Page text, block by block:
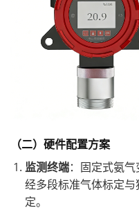
（二）硬件配置方案
监测终端：固定式氨气
经多段标准气体标定
定。